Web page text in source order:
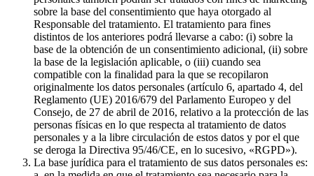
sobre la base del consentimiento que haya otorgado al
Responsable del tratamiento. El tratamiento para fines
distintos de los anteriores podrá llevarse a cabo: (i) sobre la
base de la obtención de un consentimiento adicional, (ii) sobre
la base de la legislación aplicable, o (iii) cuando sea
compatible con la finalidad para la que se recopilaron
originalmente los datos personales (artículo 6, apartado 4, del
Reglamento (UE) 2016/679 del Parlamento Europeo y del
Consejo, de 27 de abril de 2016, relativo a la protección de las
personas físicas en lo que respecta al tratamiento de datos
personales y a la libre circulación de estos datos y por el que
se deroga la Directiva 95/46/CE, en lo sucesivo, «RGPD»).
La base jurídica para el tratamiento de sus datos personales es: